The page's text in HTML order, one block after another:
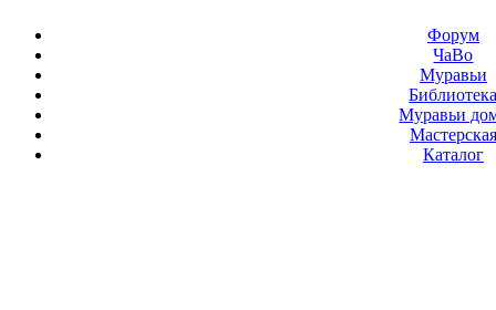
Форум
ЧаВо
Муравьи
Муравьи
Мастерская
Каталог